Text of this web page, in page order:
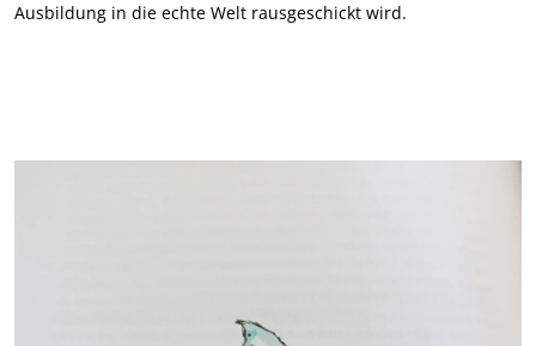
Ausbildung in die echte Welt rausgeschickt wird.